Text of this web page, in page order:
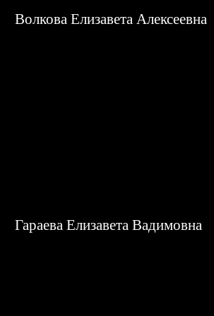
Волкова Елизавета Алексеевна
Гараева Елизавета Вадимовна